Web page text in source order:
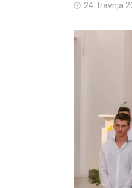
24. travnja